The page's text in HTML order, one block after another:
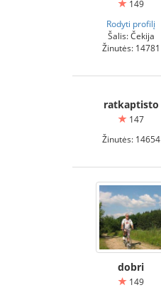
149
Rodyti profilį
Šalis: Čekija
Žinutės: 14781
ratkaptisto
147
Žinutės: 14654
dobri
149